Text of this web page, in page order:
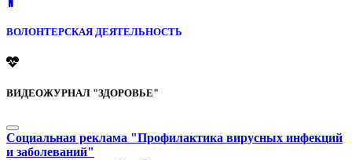
ВОЛОНТЕРСКАЯ ДЕЯТЕЛЬНОСТЬ
ВИДЕОЖУРНАЛ "ЗДОРОВЬЕ"
Социальная реклама "Профилактика вирусных инфекций
и заболеваний"